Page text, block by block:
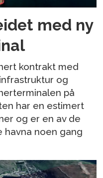
med ny
kontrakt med
og
på
har en estimert
og er en av de
noen gang